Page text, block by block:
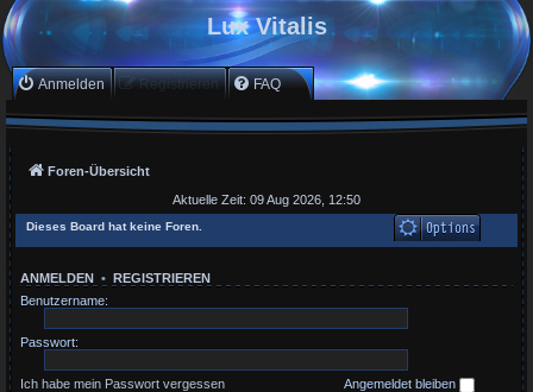
Lux Vitalis
Anmelden Registrieren FAQ
Foren-Übersicht
Aktuelle Zeit: 09 Aug 2026, 12:50
Dieses Board hat keine Foren.
ANMELDEN • REGISTRIEREN
Benutzername:
Passwort:
Ich habe mein Passwort vergessen Angemeldet bleiben